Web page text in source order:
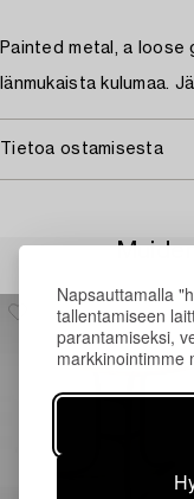
Napsauttamalla
tallentamiseen
parantamiseksi,
markkinointimme
Painted metal, a loose
Iänmukaista kulumaa.
Tietoa ostamisesta